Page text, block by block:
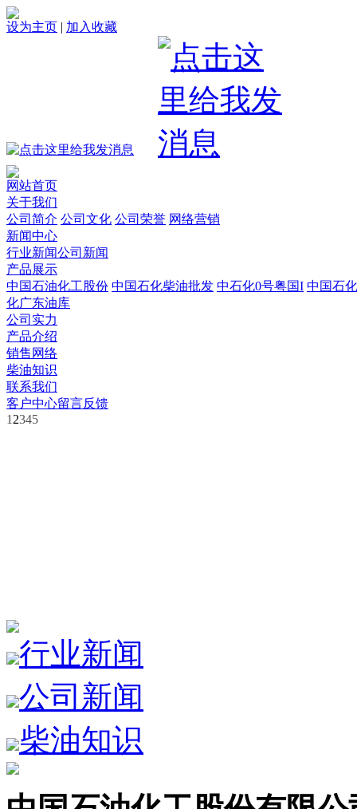
设为主页 | 加入收藏
网站首页
关于我们
公司简介 公司文化 公司荣誉 网络营销
新闻中心
行业新闻公司新闻
产品展示
中国石油化工股份 中国石化柴油批发 中石化0号粤国I 中国石
化广东油库
公司实力
产品介绍
销售网络
柴油知识
联系我们
客户中心留言反馈
1 2345
行业新闻
公司新闻
柴油知识